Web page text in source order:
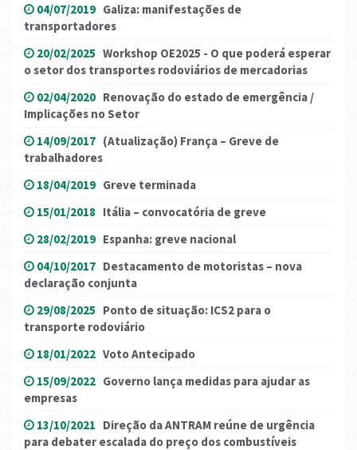
04/07/2019 Galiza: manifestações de
transportadores
20/02/2025 Workshop OE2025 - O que poderá esperar
o setor dos transportes rodoviários de mercadorias
02/04/2020 Renovação do estado de emergência /
Implicações no Setor
14/09/2017 (Atualização) França – Greve de
trabalhadores
18/04/2019 Greve terminada
15/01/2018 Itália – convocatória de greve
28/02/2019 Espanha: greve nacional
04/10/2017 Destacamento de motoristas – nova
declaração conjunta
29/08/2025 Ponto de situação: ICS2 para o
transporte rodoviário
18/01/2022 Voto Antecipado
15/09/2022 Governo lança medidas para ajudar as
empresas
13/10/2021 Direção da ANTRAM reúne de urgência
para debater escalada do preço dos combustíveis